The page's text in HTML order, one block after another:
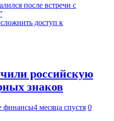
после встречи с
доступ к
российскую
знаков
финансы4 месяца спустя 0